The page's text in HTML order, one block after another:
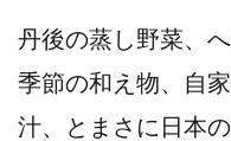
丹後の蒸し野菜、
季節の和え物、自
汁、とまさに日本